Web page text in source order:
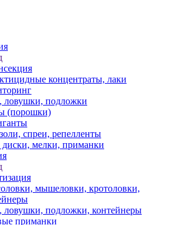
концентраты, лаки
ловушки, подложки
(порошки)
спреи, репелленты
диски, мелки, приманки
мышеловки, кротоловки,
ловушки, подложки, контейнеры
приманки